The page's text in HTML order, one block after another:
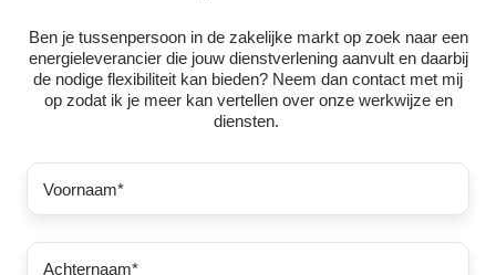
Ben je tussenpersoon in de zakelijke markt op zoek naar een
energieleverancier die jouw dienstverlening aanvult en daarbij
de nodige flexibiliteit kan bieden? Neem dan contact met mij
op zodat ik je meer kan vertellen over onze werkwijze en
diensten.